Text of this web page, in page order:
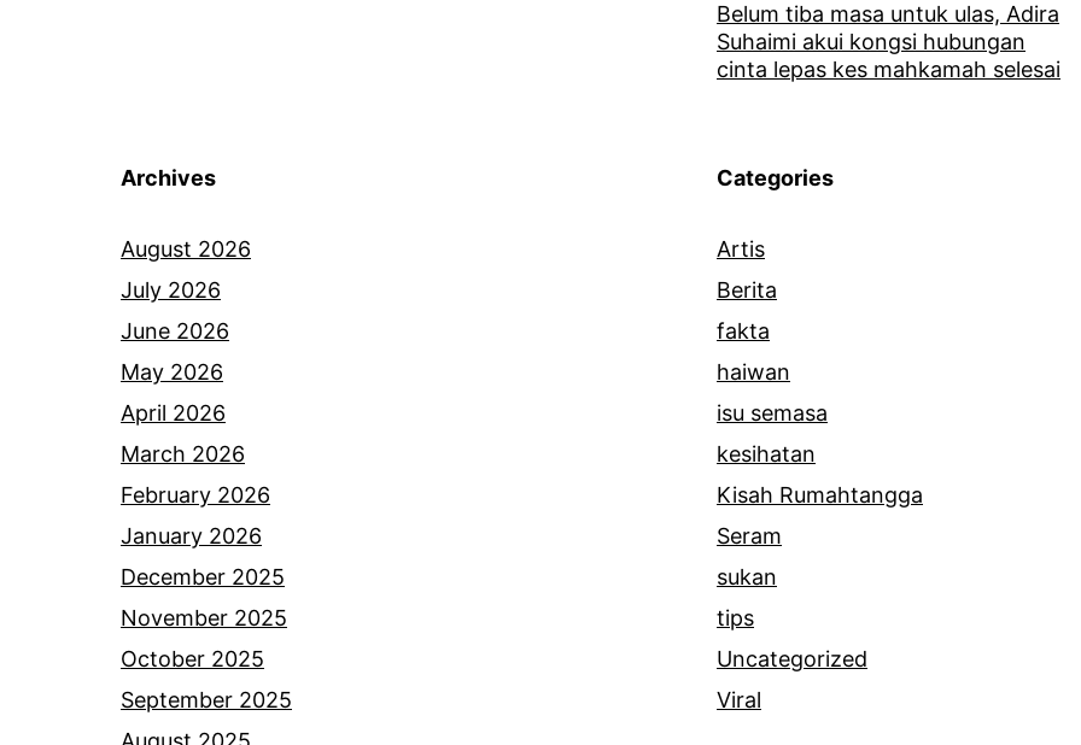
Belum tiba masa untuk ulas, Adira
Suhaimi akui kongsi hubungan
cinta lepas kes mahkamah selesai
Archives
August 2026
July 2026
June 2026
May 2026
April 2026
March 2026
February 2026
January 2026
December 2025
November 2025
October 2025
September 2025
Categories
Artis
Berita
fakta
haiwan
isu semasa
kesihatan
Kisah Rumahtangga
Seram
sukan
tips
Uncategorized
Viral